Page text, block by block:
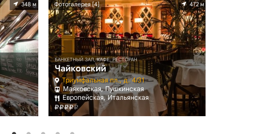
348 м Фотогалерея [4] 472 м
БАНКЕТНЫЙ ЗАЛ, КАФЕ, РЕСТОРАН
Чайковский
Триумфальная пл., д. 4/31
Маяковская, Пушкинская
Европейская, Итальянская